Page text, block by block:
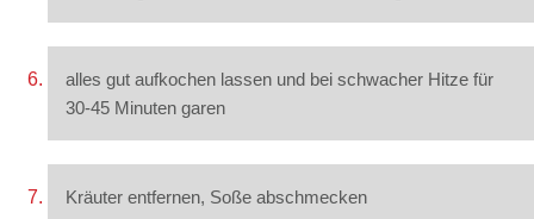
alles gut aufkochen lassen und bei schwacher Hitze für
30-45 Minuten garen
Kräuter entfernen, Soße abschmecken